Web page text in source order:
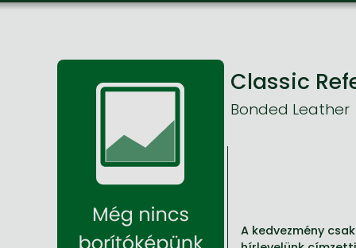
Classic
Bonded Leather
A kedvezmény